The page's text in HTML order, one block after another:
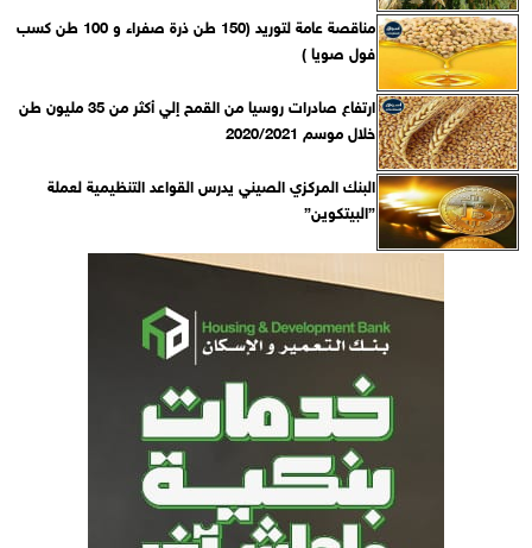
مناقصة عامة لتوريد (150 طن ذرة صفراء و 100 طن كسب
فول صويا )
ارتفاع صادرات روسيا من القمح إلي أكثر من 35 مليون طن
خلال موسم 2020/2021
البنك المركزي الصيني يدرس القواعد التنظيمية لعملة
”البيتكوين”